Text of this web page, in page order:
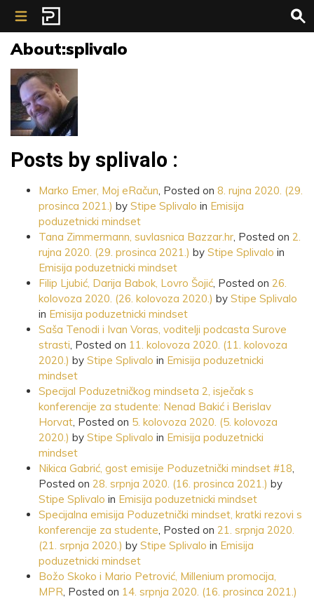
Skip to content
About:splivalo
Posts by splivalo :
Marko Emer, Moj eRačun, Posted on 8. rujna 2020. (29.
prosinca 2021.) by Stipe Splivalo in Emisija
poduzetnicki mindset
Tana Zimmermann, suvlasnica Bazzar.hr, Posted on 2.
rujna 2020. (29. prosinca 2021.) by Stipe Splivalo in
Emisija poduzetnicki mindset
Filip Ljubić, Darija Babok, Lovro Šojić, Posted on 26.
kolovoza 2020. (26. kolovoza 2020.) by Stipe Splivalo
in Emisija poduzetnicki mindset
Saša Tenodi i Ivan Voras, voditelji podcasta Surove
strasti, Posted on 11. kolovoza 2020. (11. kolovoza
2020.) by Stipe Splivalo in Emisija poduzetnicki
mindset
Specijal Poduzetničkog mindseta 2, isječak s
konferencije za studente: Nenad Bakić i Berislav
Horvat, Posted on 5. kolovoza 2020. (5. kolovoza
2020.) by Stipe Splivalo in Emisija poduzetnicki
mindset
Nikica Gabrić, gost emisije Poduzetnički mindset #18,
Posted on 28. srpnja 2020. (16. prosinca 2021.) by
Stipe Splivalo in Emisija poduzetnicki mindset
Specijalna emisija Poduzetnički mindset, kratki rezovi s
konferencije za studente, Posted on 21. srpnja 2020.
(21. srpnja 2020.) by Stipe Splivalo in Emisija
poduzetnicki mindset
Božo Skoko i Mario Petrović, Millenium promocija,
MPR, Posted on 14. srpnja 2020. (16. prosinca 2021.)